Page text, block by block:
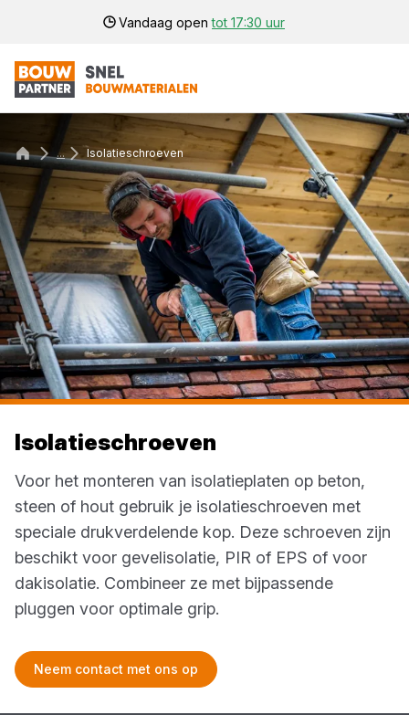
Vandaag opentot 17:30 uur
... Isolatieschroeven
Isolatieschroeven
Voor het monteren van isolatieplaten op beton,
steen of hout gebruik je isolatieschroeven met
speciale drukverdelende kop. Deze schroeven zijn
beschikt voor gevelisolatie, PIR of EPS of voor
dakisolatie. Combineer ze met bijpassende
pluggen voor optimale grip.
Neem contact met ons op